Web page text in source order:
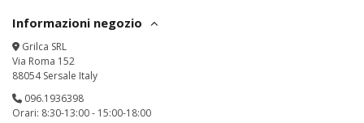
Informazioni negozio
Grilca SRL
Via Roma 152
88054 Sersale Italy
096.1936398
Orari: 8:30-13:00 - 15:00-18:00